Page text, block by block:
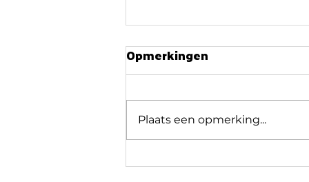
Help het 1000-jarige bos
Opmerkingen
Plaats een opmerking...